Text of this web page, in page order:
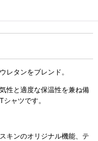
レタンをブレンド。
性と適度な保温性を兼ね備
ャツです。
キンのオリジナル機能、テ